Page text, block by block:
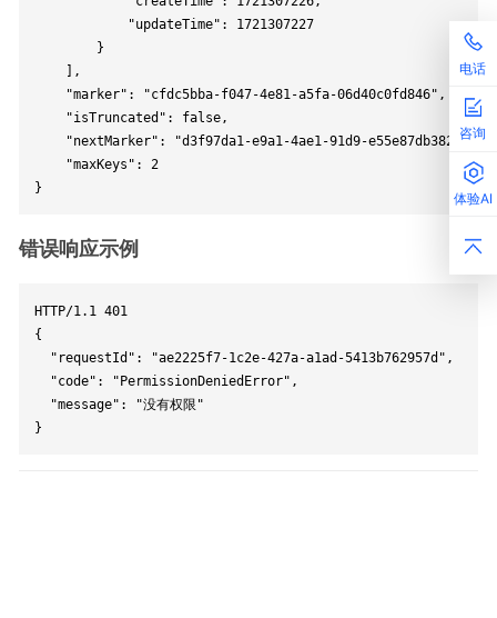
电话
咨询
体验AI
            "updateTime": 1721307227
        }
    ],
    "marker": "cfdc5bba-f047-4e81-a5fa-06d40c0fd846",
    "isTruncated": false,
    "nextMarker": "d3f97da1-e9a1-4ae1-91d9-e55e87db382a",
    "maxKeys": 2
}
错误响应示例
HTTP/1.1 401
{
  "requestId": "ae2225f7-1c2e-427a-a1ad-5413b762957d",
  "code": "PermissionDeniedError",
  "message": "没有权限"
}